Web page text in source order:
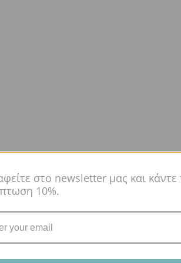
στο newsletter μας και
10%.